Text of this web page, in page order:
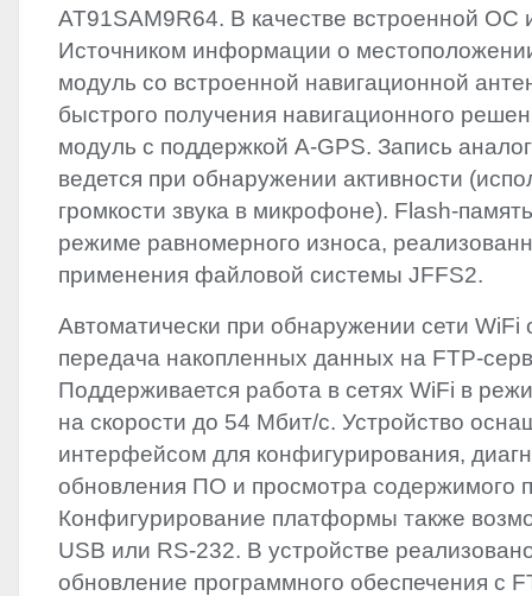
AT91SAM9R64. В качестве встроенной ОС
Источником информации о
модуль со встроенной навигационной
быстрого получения навигационного
модуль с поддержкой A-GPS. Запись
ведется при обнаружении активности
громкости звука в микрофоне). Flash-
режиме равномерного износа,
применения файловой системы JFFS2.
Автоматически при обнаружении сети WiFi
передача накопленных данных на FTP-
Поддерживается работа в сетях WiFi в
на скорости до 54 Мбит/с. Устройство
интерфейсом для конфигурирования,
обновления ПО и просмотра содержимого
Конфигурирование платформы также
USB или RS-232. В устройстве
обновление программного обеспечения с